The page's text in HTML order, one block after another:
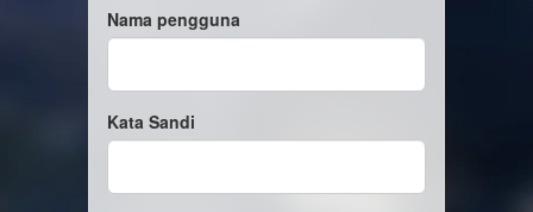
Nama pengguna
Kata Sandi